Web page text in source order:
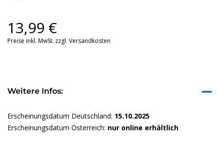
13,99 €
Preise inkl. MwSt. zzgl. Versandkosten
Weitere Infos:
Erscheinungsdatum Deutschland: 15.10.2025
Erscheinungsdatum Österreich: nur online erhältlich